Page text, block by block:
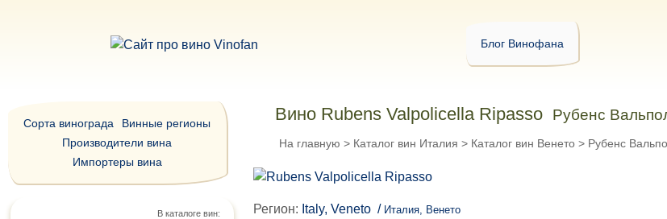
Блог Винофана
Вино Rubens Valpolicella Ripasso Рубенс
На главную > Каталог вин Италия > Каталог вин Венето >Рубенс
Регион: Italy, Veneto / Италия, Венето
Сорта винограда
Винные регионы
Производители вина
Импортеры вина
В каталоге вин: